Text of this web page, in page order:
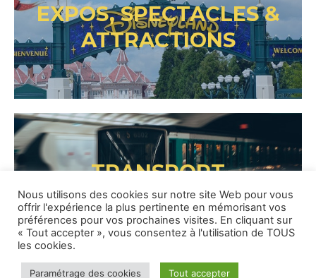
EXPOS, SPECTACLES &
ATTRACTIONS
TRANSPORT
Nous utilisons des cookies sur notre site Web pour vous
offrir l'expérience la plus pertinente en mémorisant vos
préférences pour vos prochaines visites. En cliquant sur
« Tout accepter », vous consentez à l'utilisation de TOUS
les cookies.
Paramétrage des cookies Tout accepter